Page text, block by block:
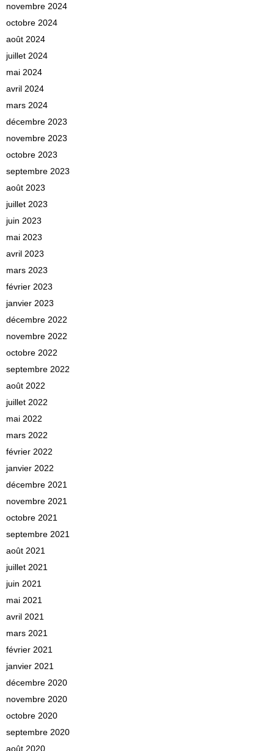
novembre 2024
octobre 2024
août 2024
juillet 2024
mai 2024
avril 2024
mars 2024
décembre 2023
novembre 2023
octobre 2023
septembre 2023
août 2023
juillet 2023
juin 2023
mai 2023
avril 2023
mars 2023
février 2023
janvier 2023
décembre 2022
novembre 2022
octobre 2022
septembre 2022
août 2022
juillet 2022
mai 2022
mars 2022
février 2022
janvier 2022
décembre 2021
novembre 2021
octobre 2021
septembre 2021
août 2021
juillet 2021
juin 2021
mai 2021
avril 2021
mars 2021
février 2021
janvier 2021
décembre 2020
novembre 2020
octobre 2020
septembre 2020
août 2020